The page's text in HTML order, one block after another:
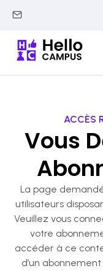
ACCÈS
Vous
La page
utilisateurs
Veuillez vous
votre
accéder à ce
d’un